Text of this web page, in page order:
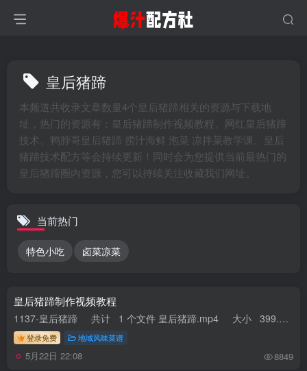
皇后猪蹄
本频道共收录文章数量4个皇后猪蹄相关的资源与下载地
址，热门的资源有：皇后猪蹄制作视频教程、网红皇后猪蹄
技术、鸭脖哥皇后猪蹄 捞汁海鲜 泡菜 凉拌菜教学课、皇后
猪蹄技术配方等会持续更新！同时会为您提供当前最热门的
皇后猪蹄圈内资源，您可以持续关注收藏我们网址。
当前热门
特色小吃 卤菜凉菜
皇后猪蹄制作视频教程
1137-皇后猪蹄 共计 1 个文件 皇后猪蹄.mp4 大小 399.91M
登录免费 地域风味菜谱
5月22日 22:08 8849